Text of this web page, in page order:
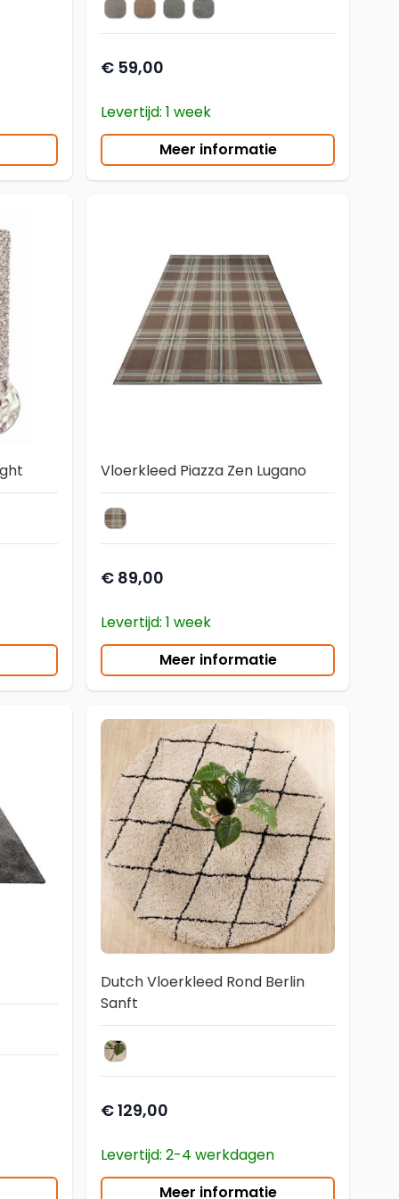
kleur vloerkleed
Zen 39Zen 43Zen 93Zen 95
€ 59,00
Levertijd: 1 week
Meer informatie
6926
Vloerkleed Piazza Zen Lugano
kleur vloerkleed
Zen Lugano
€ 89,00
Levertijd: 1 week
Meer informatie
Dutch Vloerkleed Rond Berlin
Sanft
kleur vloerkleed
Natuur/zwart
€ 129,00
Levertijd: 2-4 werkdagen
Meer informatie